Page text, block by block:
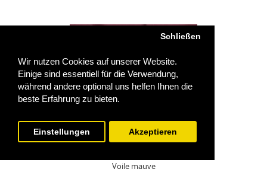
Wir nutzen Cookies auf unserer Website.
Einige sind essentiell für die Verwendung,
während andere optional uns helfen Ihnen die
beste Erfahrung zu bieten.
Schließen
Einstellungen Akzeptieren
Voile mauve